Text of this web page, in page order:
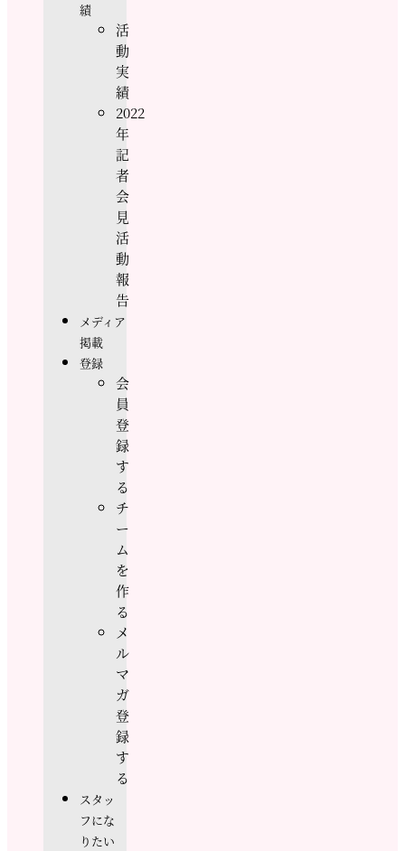
績
活
動
実
績
2022
年
記
者
会
見
活
動
報
告
メディア
掲載
登録
会
員
登
録
す
る
チ
ー
ム
を
作
る
メ
ル
マ
ガ
登
録
す
る
スタッ
フにな
りたい